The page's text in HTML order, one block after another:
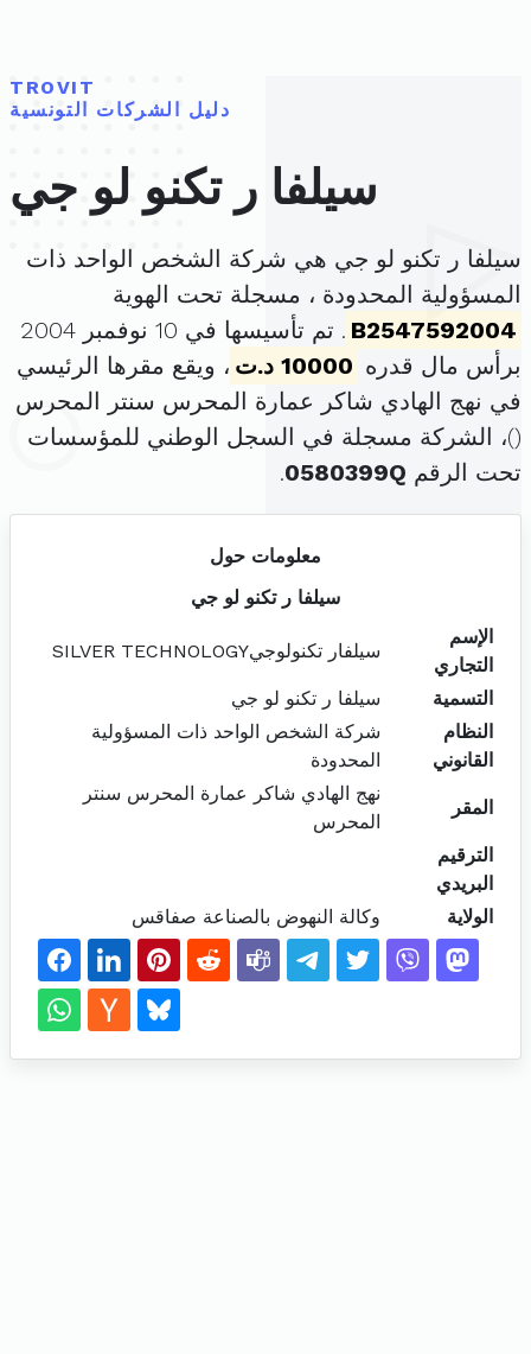
TROVIT
دليل الشركات التونسية
سيلفا ر تكنو لو جي
سيلفا ر تكنو لو جي هي شركة الشخص الواحد ذات
المسؤولية المحدودة ، مسجلة تحت الهوية
B2547592004
. تم تأسيسها في 10 نوفمبر 2004
برأس مال قدره 10000 د.ت
، ويقع مقرها الرئيسي
في نهج الهادي شاكر عمارة المحرس سنتر المحرس
()، الشركة مسجلة في السجل الوطني للمؤسسات
تحت الرقم 0580399Q
.
معلومات حول
سيلفا ر تكنو لو جي
الإسم
التجاري
سيلفار تكنولوجيSILVER TECHNOLOGY
التسمية
سيلفا ر تكنو لو جي
النظام
القانوني
شركة الشخص الواحد ذات المسؤولية
المحدودة
المقر
نهج الهادي شاكر عمارة المحرس سنتر
المحرس
الترقيم
البريدي
الولاية
وكالة النهوض بالصناعة صفاقس